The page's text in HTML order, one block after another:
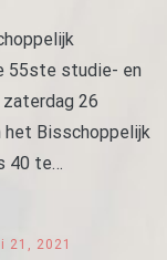
55ste studie- en
26
het Bisschoppelijk
40 te…
21, 2021